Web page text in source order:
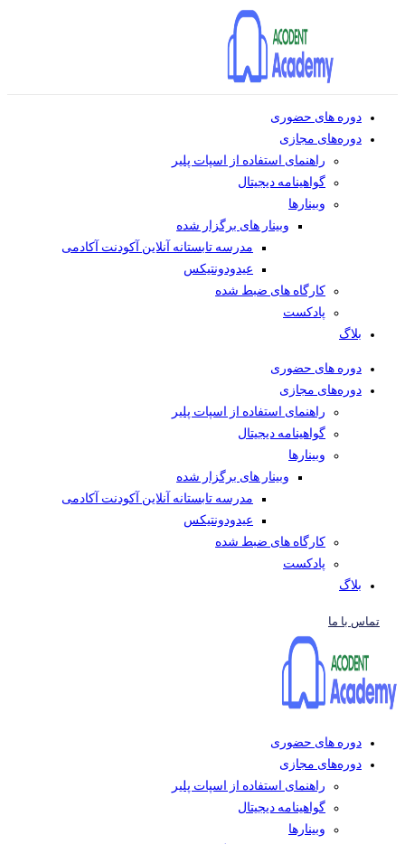
دوره های حضوری
دوره‌های مجازی
راهنمای استفاده از اسپات پلیر
گواهینامه دیجیتال
وبینار‌ها
وبینار های برگزار شده
مدرسه تابستانه آنلاین آکودنت آکادمی
عیدودونتیکس
کارگاه های ضبط شده
پادکست
بلاگ
دوره های حضوری
دوره‌های مجازی
راهنمای استفاده از اسپات پلیر
گواهینامه دیجیتال
وبینار‌ها
وبینار های برگزار شده
مدرسه تابستانه آنلاین آکودنت آکادمی
عیدودونتیکس
کارگاه های ضبط شده
پادکست
بلاگ
تماس با ما
دوره های حضوری
دوره‌های مجازی
راهنمای استفاده از اسپات پلیر
گواهینامه دیجیتال
وبینار‌ها